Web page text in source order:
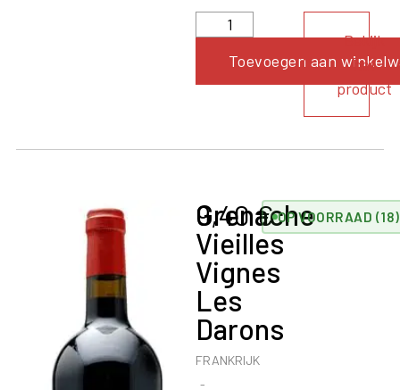
Toevoegen aan
Bekijk
het
product
Grenache
Vieilles
Vignes
Les
Darons
FRANKRIJK
9,40€ OP VOORRAAD (18)